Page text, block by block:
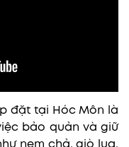
đặt tại Hóc Môn là
bảo quản và giữ
nem chả, giò lụa,